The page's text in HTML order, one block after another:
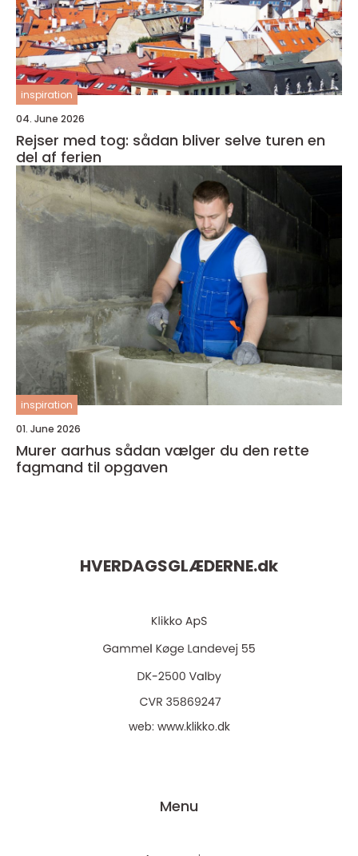
inspiration
04. June 2026
Rejser med tog: sådan bliver selve turen en
del af ferien
inspiration
01. June 2026
Murer aarhus sådan vælger du den rette
fagmand til opgaven
HVERDAGSGLÆDERNE.dk
web: www.klikko.dk
Menu